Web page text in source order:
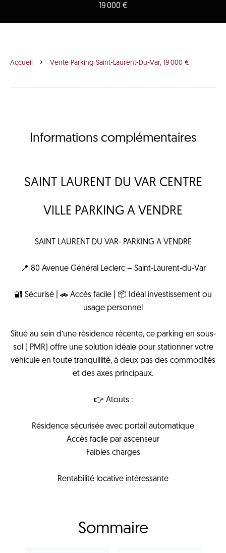
19 000 €
Accueil Vente Parking Saint-Laurent-Du-Var, 19 000 €
Informations complémentaires
SAINT LAURENT DU VAR CENTRE
VILLE PARKING A VENDRE
SAINT LAURENT DU VAR- PARKING A VENDRE
📍 80 Avenue Général Leclerc – Saint-Laurent-du-Var
🔐 Sécurisé | 🚗 Accès facile | 📦 Idéal investissement ou
usage personnel
Situé au sein d’une résidence récente, ce parking en sous-
sol ( PMR) offre une solution idéale pour stationner votre
véhicule en toute tranquillité, à deux pas des commodités
et des axes principaux.
👉 Atouts :
Résidence sécurisée avec portail automatique
Accès facile par ascenseur
Faibles charges
Rentabilité locative intéressante
Sommaire